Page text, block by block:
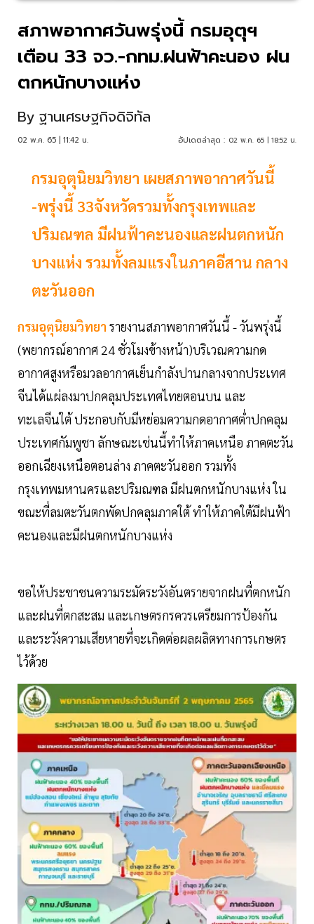
สภาพอากาศวันพรุ่งนี้ กรมอุตุฯ
เตือน 33 จว.-กทม.ฝนฟ้าคะนอง ฝน
ตกหนักบางแห่ง
By ฐานเศรษฐกิจดิจิทัล
02 พ.ค. 65 | 11:42 น. อัปเดตล่าสุด : 02 พ.ค. 65 | 18:52 น.
กรมอุตุนิยมวิทยา เผยสภาพอากาศวันนี้
-พรุ่งนี้ 33จังหวัดรวมทั้งกรุงเทพและ
ปริมณฑล มีฝนฟ้าคะนองและฝนตกหนัก
บางแห่ง รวมทั้งลมแรงในภาคอีสาน กลาง
ตะวันออก
กรมอุตุนิยมวิทยา รายงานสภาพอากาศวันนี้ - วันพรุ่งนี้
(พยากรณ์อากาศ 24 ชั่วโมงข้างหน้า)บริเวณความกด
อากาศสูงหรือมวลอากาศเย็นกำลังปานกลางจากประเทศ
จีนได้แผ่ลงมาปกคลุมประเทศไทยตอนบน และ
ทะเลจีนใต้ ประกอบกับมีหย่อมความกดอากาศต่ำปกคลุม
ประเทศกัมพูชา ลักษณะเช่นนี้ทำให้ภาคเหนือ ภาคตะวัน
ออกเฉียงเหนือตอนล่าง ภาคตะวันออก รวมทั้ง
กรุงเทพมหานครและปริมณฑล มีฝนตกหนักบางแห่ง ใน
ขณะที่ลมตะวันตกพัดปกคลุมภาคใต้ ทำให้ภาคใต้มีฝนฟ้า
คะนองและมีฝนตกหนักบางแห่ง
ขอให้ประชาชนความระมัดระวังอันตรายจากฝนที่ตกหนัก
และฝนที่ตกสะสม และเกษตรกรควรเตรียมการป้องกัน
และระวังความเสียหายที่จะเกิดต่อผลผลิตทางการเกษตร
ไว้ด้วย